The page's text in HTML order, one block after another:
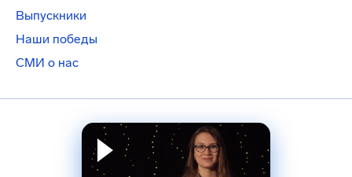
Выпускники
Наши победы
СМИ о нас